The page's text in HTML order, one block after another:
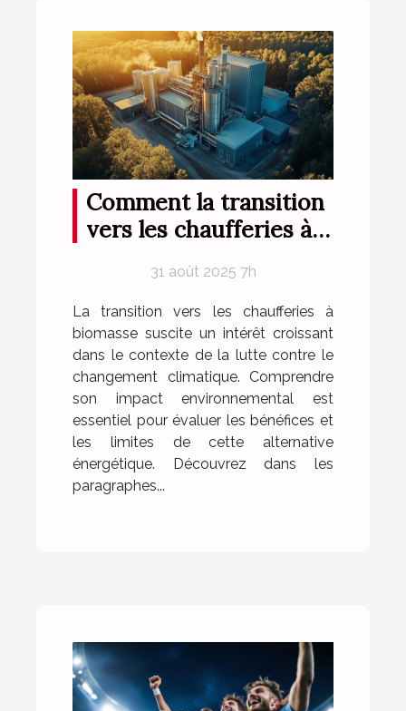
Comment la transition
vers les chaufferies à
sur l'environnement ?
31 août 2025 7h
La transition vers les chaufferies à
biomasse suscite un intérêt croissant
dans le contexte de la lutte contre le
changement climatique. Comprendre
son impact environnemental est
essentiel pour évaluer les bénéfices et
les limites de cette alternative
énergétique. Découvrez dans les
paragraphes...